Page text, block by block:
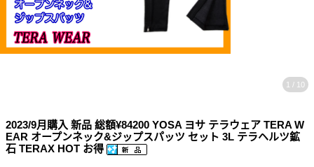
1 / 10
2023/9月購入 新品 総額¥84200 YOSA ヨサ テラウェア TERA W
EAR オープンネック&ジップスパッツ セット 3L テラヘルツ鉱
石 TERAX HOT お得